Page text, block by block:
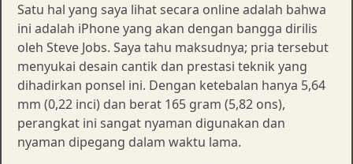
Satu hal yang saya lihat secara online adalah bahwa
ini adalah iPhone yang akan dengan bangga dirilis
oleh Steve Jobs. Saya tahu maksudnya; pria tersebut
menyukai desain cantik dan prestasi teknik yang
dihadirkan ponsel ini. Dengan ketebalan hanya 5,64
mm (0,22 inci) dan berat 165 gram (5,82 ons),
perangkat ini sangat nyaman digunakan dan
nyaman dipegang dalam waktu lama.